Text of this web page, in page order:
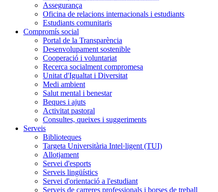
Assegurança
Oficina de relacions internacionals i estudiants
Estudiants comunitaris
Compromís social
Portal de la Transparència
Desenvolupament sostenible
Cooperació i voluntariat
Recerca socialment compromesa
Unitat d'Igualtat i Diversitat
Medi ambient
Salut mental i benestar
Beques i ajuts
Activitat pastoral
Consultes, queixes i suggeriments
Serveis
Biblioteques
Targeta Universitària Intel·ligent (TUI)
Allotjament
Servei d'esports
Serveis lingüístics
Servei d'orientació a l'estudiant
Serveis de carreres professionals i borses de treball